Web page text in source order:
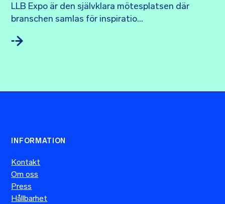
LLB Expo är den självklara mötesplatsen där
branschen samlas för inspiratio...
INFORMATION
Kontakt
Om oss
Press
Hållbarhet